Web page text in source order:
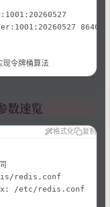
86400
令牌桶算法
数速览
格式化 复制
redis.conf
/etc/redis.conf